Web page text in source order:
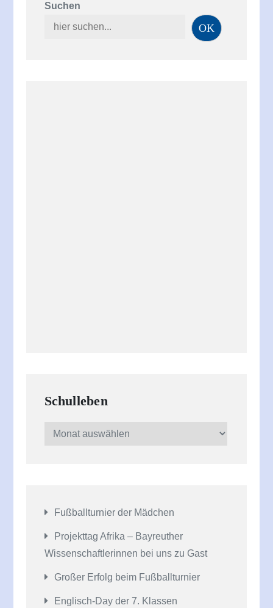
Suchen
OK
Schulleben
Schulleben
Fußballturnier der Mädchen
Projekttag Afrika – Bayreuther
Wissenschaftlerinnen bei uns zu Gast
Großer Erfolg beim Fußballturnier
Englisch-Day der 7. Klassen